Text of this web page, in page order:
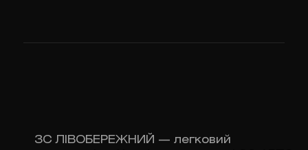
ЗС ЛІВОБЕРЕЖНИЙ — легковий